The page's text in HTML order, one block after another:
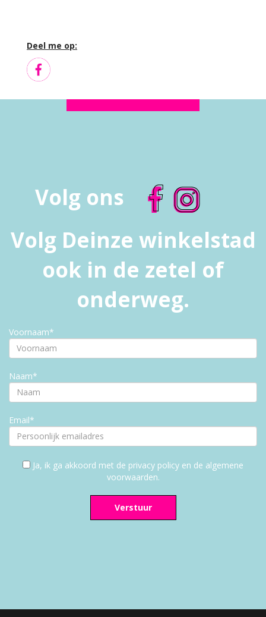
Deel me op:
Volg ons
Volg Deinze winkelstad
ook in de zetel of
onderweg.
Voornaam*
Naam*
Email*
Ja, ik ga akkoord met de privacy policy en de algemene
voorwaarden.
Verstuur